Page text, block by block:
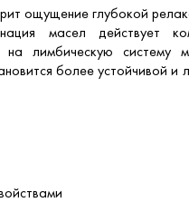
ощущение глубокой
масел действует
лимбическую
более